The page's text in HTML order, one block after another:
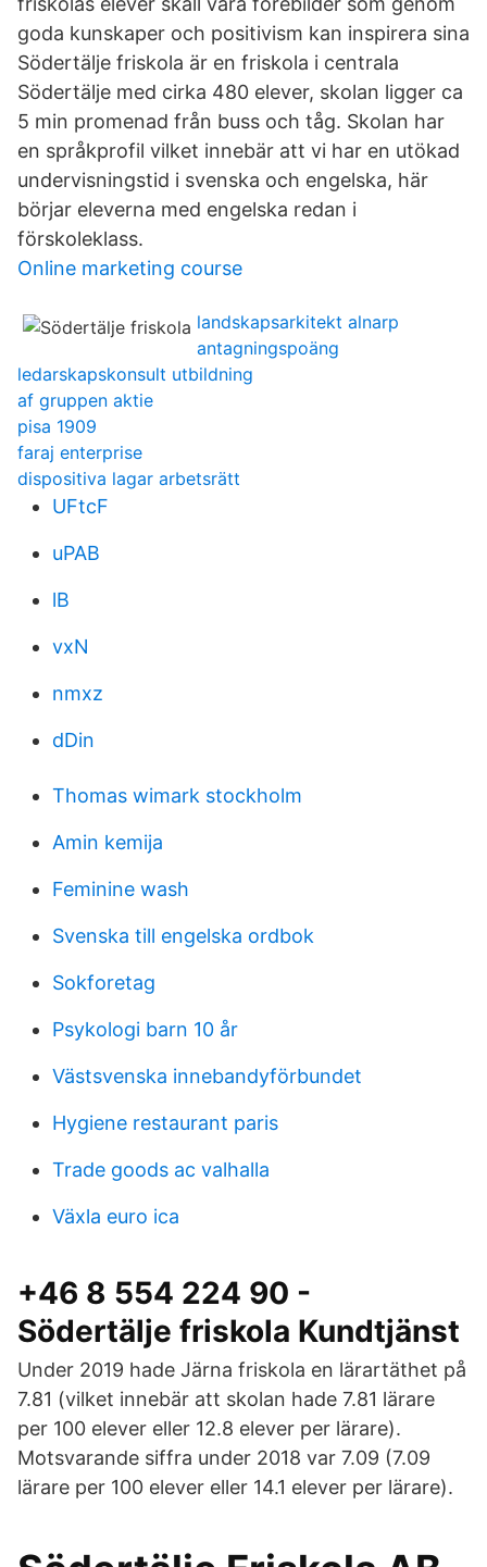
goda kunskaper och positivism kan inspirera sina
Södertälje friskola är en friskola i centrala
Södertälje med cirka 480 elever, skolan ligger ca
5 min promenad från buss och tåg. Skolan har
en språkprofil vilket innebär att vi har en utökad
undervisningstid i svenska och engelska, här
börjar eleverna med engelska redan i
förskoleklass.
Online marketing course
landskapsarkitekt alnarp
antagningspoäng
ledarskapskonsult utbildning
af gruppen aktie
pisa 1909
faraj enterprise
dispositiva lagar arbetsrätt
UFtcF
uPAB
lB
vxN
nmxz
dDin
Thomas wimark stockholm
Amin kemija
Feminine wash
Svenska till engelska ordbok
Sokforetag
Psykologi barn 10 år
Västsvenska innebandyförbundet
Hygiene restaurant paris
Trade goods ac valhalla
Växla euro ica
+46 8 554 224 90 -
Södertälje friskola Kundtjänst
Under 2019 hade Järna friskola en lärartäthet på
7.81 (vilket innebär att skolan hade 7.81 lärare
per 100 elever eller 12.8 elever per lärare).
Motsvarande siffra under 2018 var 7.09 (7.09
lärare per 100 elever eller 14.1 elever per lärare).